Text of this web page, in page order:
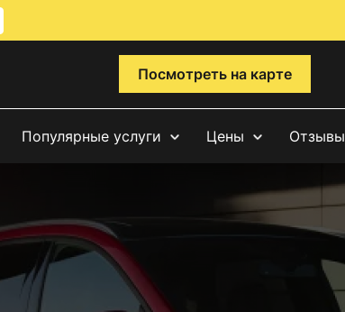
Посмотреть на карте
Популярные услуги Цены Отзывы